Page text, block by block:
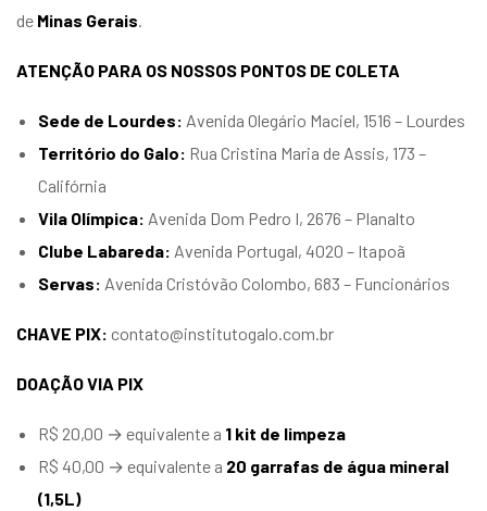
de Minas Gerais.
ATENÇÃO PARA OS NOSSOS PONTOS DE COLETA
Sede de Lourdes: Avenida Olegário Maciel, 1516 – Lourdes
Território do Galo: Rua Cristina Maria de Assis, 173 –
Califórnia
Vila Olímpica: Avenida Dom Pedro I, 2676 – Planalto
Clube Labareda: Avenida Portugal, 4020 – Itapoã
Servas: Avenida Cristóvão Colombo, 683 – Funcionários
CHAVE PIX: contato@institutogalo.com.br
DOAÇÃO VIA PIX
R$ 20,00 → equivalente a 1 kit de limpeza
R$ 40,00 → equivalente a 20 garrafas de água mineral
(1,5L)